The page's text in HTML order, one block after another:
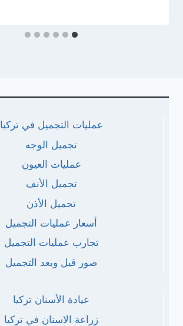
عمليات التجميل في تركيا
تجميل الوجه
عمليات العيون
تجميل الأنف
تجميل الأذن
أسعار عمليات التجميل
تجارب عمليات التجميل
صور قبل وبعد التجميل
عيادة الأسنان تركيا
زراعة الاسنان في تركيا